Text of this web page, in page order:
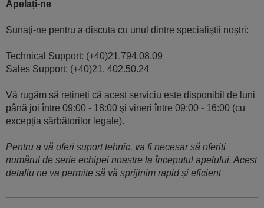
Apelați-ne
Sunaţi-ne pentru a discuta cu unul dintre specialiştii noştri:
Technical Support: (+40)21.794.08.09
Sales Support: (+40)21. 402.50.24
Vă rugăm să rețineți că acest serviciu este disponibil de luni
până joi între 09:00 - 18:00 şi vineri între 09:00 - 16:00 (cu
excepția sărbătorilor legale).
Pentru a vă oferi suport tehnic, va fi necesar să oferiți
numărul de serie echipei noastre la începutul apelului. Acest
detaliu ne va permite să vă sprijinim rapid și eficient